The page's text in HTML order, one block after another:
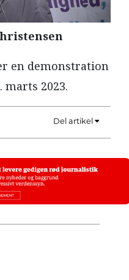
en demonstration
marts 2023.
Del artikel